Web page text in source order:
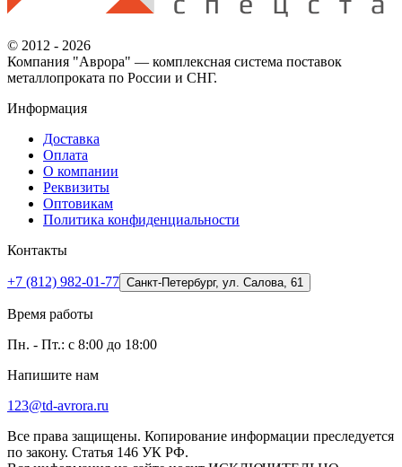
© 2012 - 2026
Компания "Аврора" — комплексная система поставок
металлопроката по России и СНГ.
Информация
Доставка
Оплата
О компании
Реквизиты
Оптовикам
Политика конфиденциальности
Контакты
+7 (812) 982-01-77 Санкт-Петербург, ул. Салова, 61
Время работы
Пн. - Пт.: с 8:00 до 18:00
Напишите нам
123@td-avrora.ru
Все права защищены. Копирование информации преследуется
по закону. Статья 146 УК РФ.